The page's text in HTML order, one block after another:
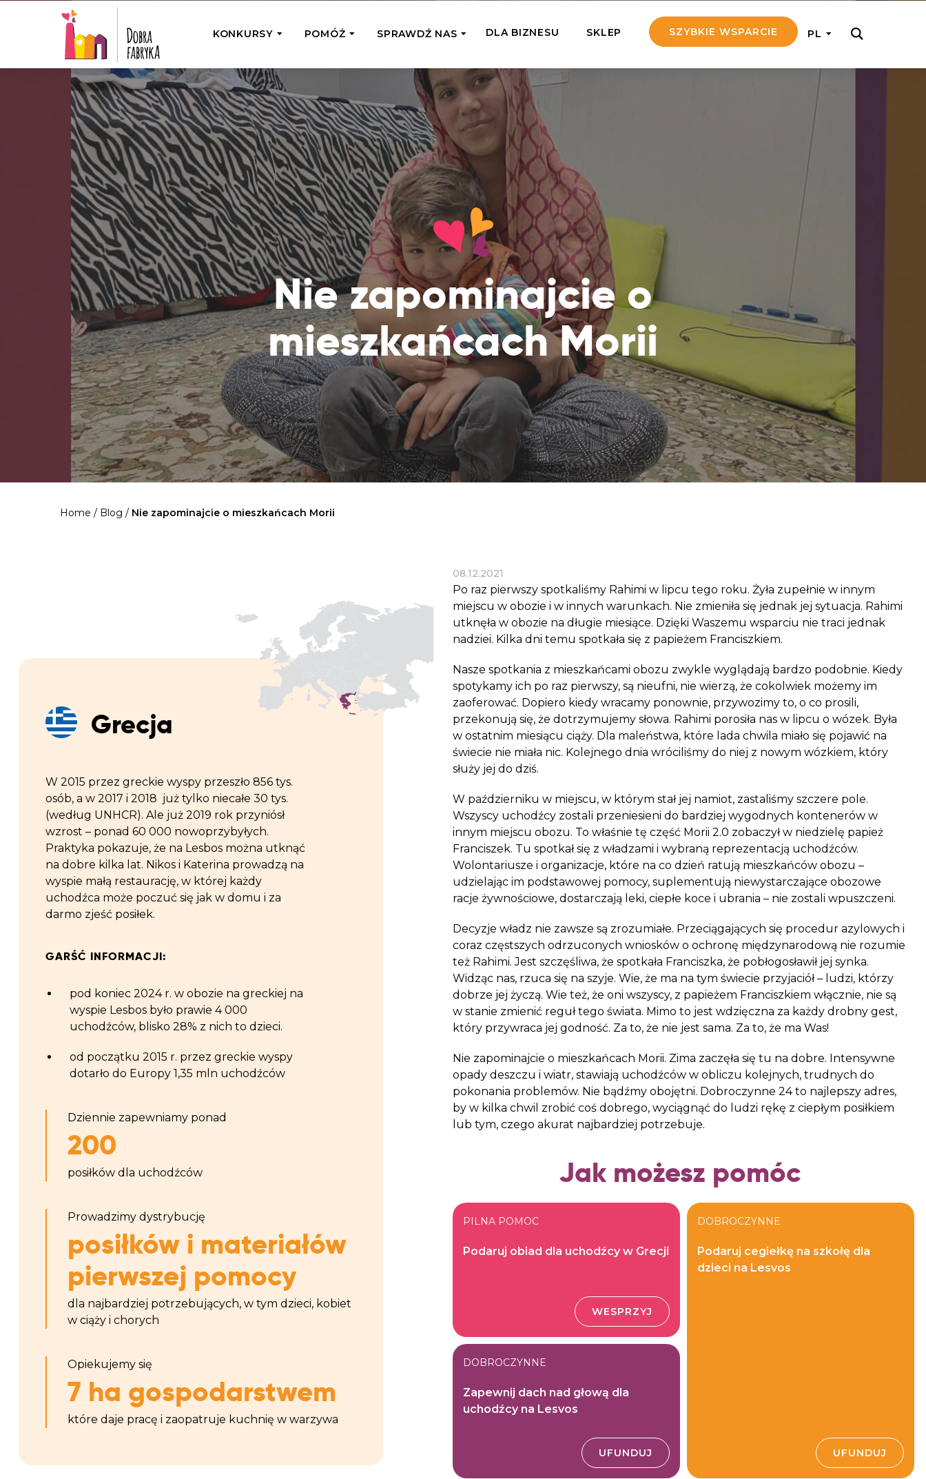
KONKURSY
Wyjedź z Nami
Odwiedź jedno z miejsc, w których
działamy
Przybij 5 w 7 Ogrodach
Wyjedź do Grecji z Michałem
Żakowskim z Radia 357
POMÓŻ
POMAGAM JEDNORAZOWO
Przekaż Kalorie
Podaruj dziecku posiłek z okazji Dnia
Dziecka
Podaruj 1,5%
Przekaż niewielką część swojego
podatku naszym podopiecznym
Pilna Pomoc
Przekaż pomoc tam, gdzie jest teraz
najbardziej potrzebna
Dobroczynne24
Zrób zakupy dla potrzebujących w
markecie z dobrymi uczynkami
Warzywniak Charbela
Zrób zakupy u niewidomego Charbela i
wspieraj Głodnych
Adoptuj Seniora
Dołącz do rodziny Seniora, wspierając
go finansowo i emocjonalnie
Drużyny Aniołów
Wspieraj pracę konkretnego misjonarza
i pozostań z nim kontakcie
Wiatraczek dla Życia
Uratuj dziecko cierpiące z powodu
głodu i wspieraj edukację rodziców
SPRAWDŹ NAS
Zespół Fundacji
Poznaj listonoszy przekazanego przez
Ciebie wsparcia
Jak pomagamy
Karmimy, Leczymy, Uczymy, Dajemy
Pracę – sprawdź co to oznacza w
praktyce
Co już zrobiliśmy
Przeczytaj historie ludzi, którym już
pomogliśmy
Gdzie działamy
Sprawdź listę miejsc, do których dociera
Twoja pomoc
Sprawozdania
Zweryfikuj, w jaki sposób wydajemy
przekazane Darowizny
Cele statutowe
Sprawdź cele naszej organizacji
Kontakt
DLA BIZNESU SKLEP SZYBKIE WSPARCIE PL
Nie zapominajcie o
mieszkańcach Morii
Home / Blog / Nie zapominajcie o mieszkańcach Morii
Grecja
W 2015 przez greckie wyspy przeszło 856 tys.
osób, a w 2017 i 2018 już tylko niecałe 30 tys.
(według UNHCR). Ale już 2019 rok przyniósł
wzrost – ponad 60 000 nowoprzybyłych.
Praktyka pokazuje, że na Lesbos można utknąć
na dobre kilka lat. Nikos i Katerina prowadzą na
wyspie małą restaurację, w której każdy
uchodźca może poczuć się jak w domu i za
darmo zjeść posiłek.
GARŚĆ INFORMACJI:
pod koniec 2024 r. w obozie na greckiej na
wyspie Lesbos było prawie 4 000
uchodźców, blisko 28% z nich to dzieci.
od początku 2015 r. przez greckie wyspy
dotarło do Europy 1,35 mln uchodźców
Dziennie zapewniamy ponad
200
posiłków dla uchodźców
Prowadzimy dystrybucję
posiłków i materiałów
pierwszej pomocy
dla najbardziej potrzebujących, w tym dzieci, kobiet
w ciąży i chorych
Opiekujemy się
7 ha gospodarstwem
które daje pracę i zaopatruje kuchnię w warzywa
08.12.2021
Po raz pierwszy spotkaliśmy Rahimi w lipcu tego roku. Żyła zupełnie w innym
miejscu w obozie i w innych warunkach. Nie zmieniła się jednak jej sytuacja. Rahimi
utknęła w obozie na długie miesiące. Dzięki Waszemu wsparciu nie traci jednak
nadziei. Kilka dni temu spotkała się z papieżem Franciszkiem.
Nasze spotkania z mieszkańcami obozu zwykle wyglądają bardzo podobnie. Kiedy
spotykamy ich po raz pierwszy, są nieufni, nie wierzą, że cokolwiek możemy im
zaoferować. Dopiero kiedy wracamy ponownie, przywozimy to, o co prosili,
przekonują się, że dotrzymujemy słowa. Rahimi porosiła nas w lipcu o wózek. Była
w ostatnim miesiącu ciąży. Dla maleństwa, które lada chwila miało się pojawić na
świecie nie miała nic. Kolejnego dnia wróciliśmy do niej z nowym wózkiem, który
służy jej do dziś.
W październiku w miejscu, w którym stał jej namiot, zastaliśmy szczere pole.
Wszyscy uchodźcy zostali przeniesieni do bardziej wygodnych kontenerów w
innym miejscu obozu. To właśnie tę część Morii 2.0 zobaczył w niedzielę papież
Franciszek. Tu spotkał się z władzami i wybraną reprezentacją uchodźców.
Wolontariusze i organizacje, które na co dzień ratują mieszkańców obozu –
udzielając im podstawowej pomocy, suplementują niewystarczające obozowe
racje żywnościowe, dostarczają leki, ciepłe koce i ubrania – nie zostali wpuszczeni.
Decyzje władz nie zawsze są zrozumiałe. Przeciągających się procedur azylowych i
coraz częstszych odrzuconych wniosków o ochronę międzynarodową nie rozumie
też Rahimi. Jest szczęśliwa, że spotkała Franciszka, że pobłogosławił jej synka.
Widząc nas, rzuca się na szyje. Wie, że ma na tym świecie przyjaciół – ludzi, którzy
dobrze jej życzą. Wie też, że oni wszyscy, z papieżem Franciszkiem włącznie, nie są
w stanie zmienić reguł tego świata. Mimo to jest wdzięczna za każdy drobny gest,
który przywraca jej godność. Za to, że nie jest sama. Za to, że ma Was!
Nie zapominajcie o mieszkańcach Morii. Zima zaczęła się tu na dobre. Intensywne
opady deszczu i wiatr, stawiają uchodźców w obliczu kolejnych, trudnych do
pokonania problemów. Nie bądźmy obojętni. Dobroczynne 24to najlepszy adres,
by w kilka chwil zrobić coś dobrego, wyciągnąć do ludzi rękę z ciepłym posiłkiem
lub tym, czego akurat najbardziej potrzebuje.
Jak możesz pomóc
PILNA POMOC
Podaruj obiad dla uchodźcy w Grecji
WESPRZYJ
DOBROCZYNNE
Zapewnij dach nad głową dla
uchodźcy na Lesvos
UFUNDUJ
DOBROCZYNNE
Podaruj cegiełkę na szkołę dla
dzieci na Lesvos
UFUNDUJ